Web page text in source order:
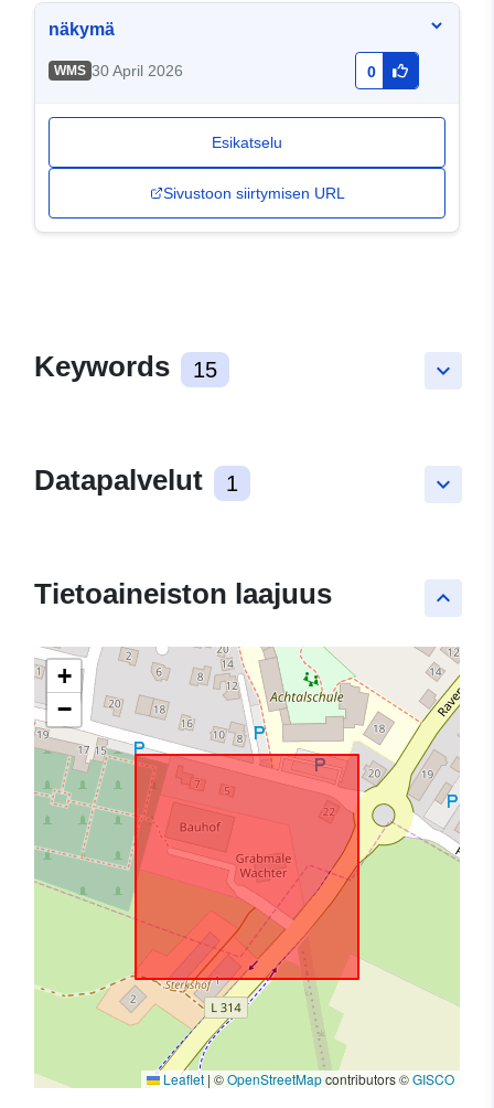
näkymä
WMS 30 April 2026 0
Esikatselu
Sivustoon siirtymisen URL
keyboard_arrow_down
Keywords 15
keyboard_arrow_down
Datapalvelut 1
keyboard_arrow_up
Tietoaineiston laajuus
+
−
Leaflet | ©OpenStreetMapcontributors ©GISCO